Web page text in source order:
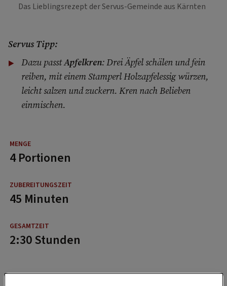
Das Lieblingsrezept der Servus-Gemeinde aus Kärnten
Servus Tipp:
Dazu passtApfelkren: Drei Äpfel schälen und fein
reiben, mit einem Stamperl Holzapfelessig würzen,
leicht salzen und zuckern. Kren nach Belieben
einmischen.
4 Portionen
45 Minuten
2:30 Stunden